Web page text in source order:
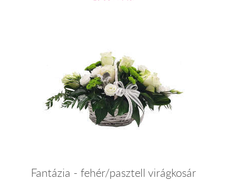
Fantázia - fehér/pasztell virágkosár